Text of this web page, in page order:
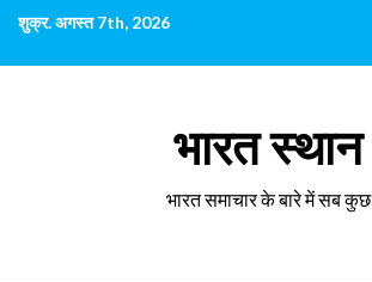
छोड़कर
सामग्री
पर
शुक्र. अगस्त 7th, 2026
भारत स्थान
भारत समाचार के बारे में सब कुछ